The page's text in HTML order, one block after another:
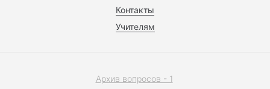
Контакты
Учителям
Архив вопросов - 1